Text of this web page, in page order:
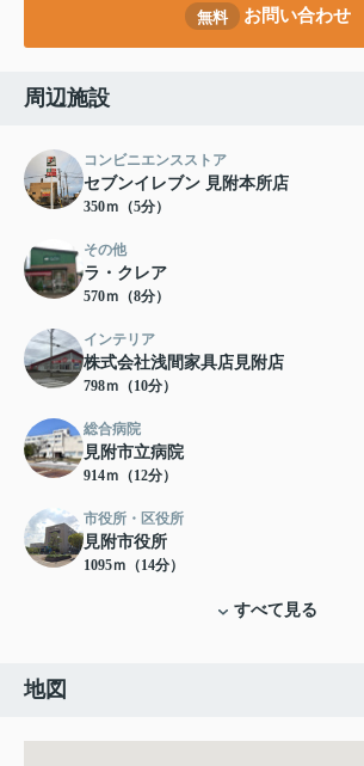
無料 お問い合わせ
周辺施設
コンビニエンスストア
セブンイレブン 見附本所店
350ｍ（5分）
その他
ラ・クレア
570ｍ（8分）
インテリア
株式会社浅間家具店見附店
798ｍ（10分）
総合病院
見附市立病院
914ｍ（12分）
市役所・区役所
見附市役所
1095ｍ（14分）
すべて見る
地図